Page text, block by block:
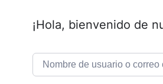
¡Hola, bienvenido de